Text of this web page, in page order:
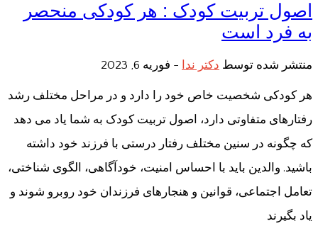
اصول تربیت کودک : هر کودکی منحصر
به فرد است
منتشر شده توسط دکتر ندا - فوریه 6, 2023
هر کودکی شخصیت خاص خود را دارد و در مراحل مختلف رشد
رفتارهای متفاوتی دارد، اصول تربیت کودک به شما یاد می دهد
که چگونه در سنین مختلف رفتار درستی با فرزند خود داشته
باشید. والدین باید با احساس امنیت، خودآگاهی، الگوی شناختی،
تعامل اجتماعی، قوانین و هنجارهای فرزندان خود روبرو شوند و
یاد بگیرند